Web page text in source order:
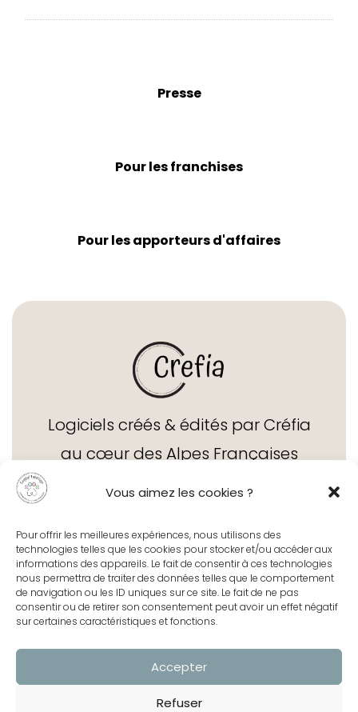
Vous aimez les cookies ?
Pour offrir les meilleures expériences, nous utilisons des
technologies telles que les cookies pour stocker et/ou accéder aux
informations des appareils. Le fait de consentir à ces technologies
nous permettra de traiter des données telles que le comportement
de navigation ou les ID uniques sur ce site. Le fait de ne pas
consentir ou de retirer son consentement peut avoir un effet négatif
sur certaines caractéristiques et fonctions.
Accepter
Refuser
Presse
Pour les franchises
Pour les apporteurs d'affaires
Logiciels créés & édités par Créfia
au cœur des Alpes Françaises
depuis 1995
Contact
Centre d'aide